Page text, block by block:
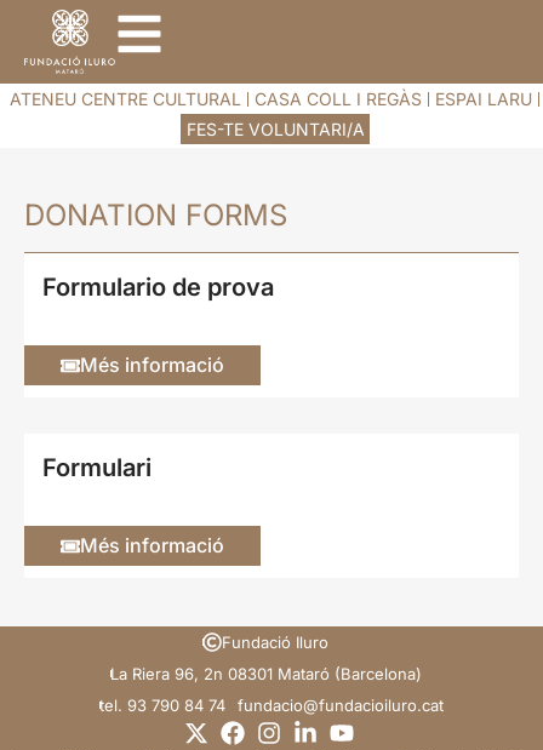
ATENEU CENTRE CULTURAL CASA COLL I REGÀS
ESPAI LARU
FES-TE VOLUNTARI/A
DONATION FORMS
Formulario de prova
Més informació
Formulari
Més informació
Fundació Iluro
La Riera 96, 2n 08301 Mataró (Barcelona)
tel. 93 790 84 74
tac.orulioicadnuf
@oicadnuf